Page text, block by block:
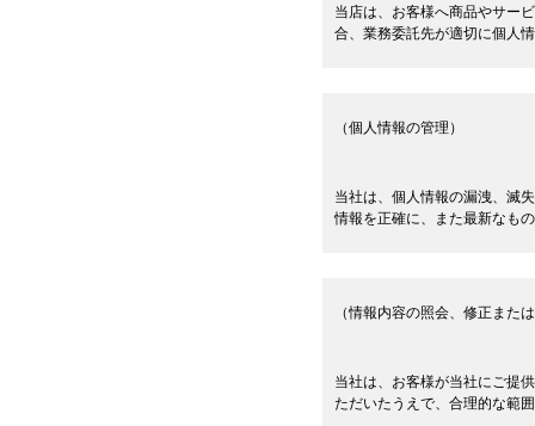
当店は、お客様へ商品やサー
合、業務委託先が適切に個人
（個人情報の管理）
当社は、個人情報の漏洩、滅
情報を正確に、また最新なも
（情報内容の照会、修正また
当社は、お客様が当社にご提
ただいたうえで、合理的な範